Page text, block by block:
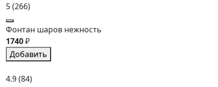
5(266)
Фонтан шаров нежность
1740₽
Добавить
4.9(84)